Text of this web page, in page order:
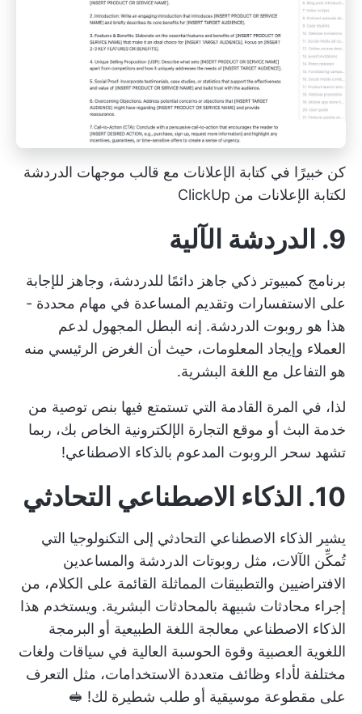
كن خبيرًا في كتابة الإعلانات مع قالب موجهات الدردشة
لكتابة الإعلانات من ClickUp
9. الدردشة الآلية
برنامج كمبيوتر ذكي جاهز دائمًا للدردشة، وجاهز للإجابة
على الاستفسارات وتقديم المساعدة في مهام محددة -
هذا هو روبوت الدردشة. إنه البطل المجهول لدعم
العملاء وإيجاد المعلومات، حيث أن الغرض الرئيسي منه
هو التفاعل مع اللغة البشرية.
لذا، في المرة القادمة التي تستمتع فيها بنص توصية من
خدمة البث أو موقع التجارة الإلكترونية الخاص بك، ربما
تشهد سحر الروبوت المدعوم بالذكاء الاصطناعي!
10. الذكاء الاصطناعي التحادثي
يشير الذكاء الاصطناعي التحادثي إلى التكنولوجيا التي
تُمكِّن الآلات، مثل روبوتات الدردشة والمساعدين
الافتراضيين والتطبيقات المماثلة القائمة على الكلام، من
إجراء محادثات شبيهة بالمحادثات البشرية. ويستخدم هذا
الذكاء الاصطناعي معالجة اللغة الطبيعية أو البرمجة
اللغوية العصبية وقوة الحوسبة العالية في سياقات ولغات
مختلفة لأداء وظائف متعددة الاستخدامات، مثل التعرف
على مقطوعة موسيقية أو طلب شطيرة لك! 🥪